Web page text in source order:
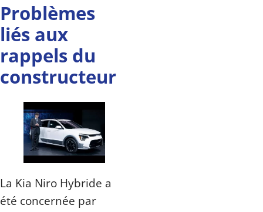
Problèmes
liés aux
rappels du
constructeur
La Kia Niro Hybride a
été concernée par